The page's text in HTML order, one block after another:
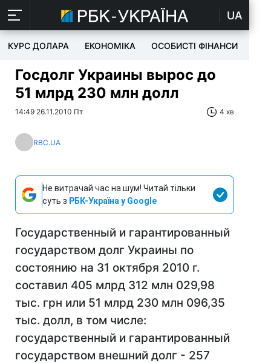
UA
КУРС ДОЛАРА ЕКОНОМІКА ОСОБИСТІ ФІНАНСИ
Госдолг Украины вырос до
51 млрд 230 млн долл
14:49 26.11.2010 Пт 4 хв
RBC.UA
Не витрачай час на шум! Читай тільки
суть з РБК-Україна у Google
Государственный и гарантированный
государством долг Украины по
состоянию на 31 октября 2010 г.
составил 405 млрд 312 млн 029,98
тыс. грн или 51 млрд 230 млн 096,35
тыс. долл, в том числе:
государственный и гарантированный
государством внешний долг - 257